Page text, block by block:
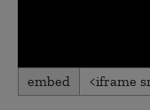
0
seconds
embed